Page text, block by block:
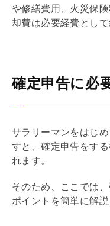
や修繕費用、火災保
却費は必要経費とし
確定申告に必
サラリーマンをはじ
すと、確定申告をす
れます。
そのため、ここでは
ポイントを簡単に解説